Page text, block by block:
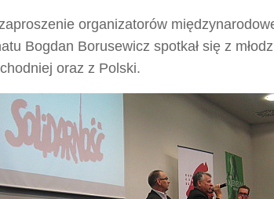
organizatorów
Bogdan Borusewicz spotkał się z
oraz z Polski.